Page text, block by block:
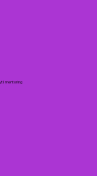
mentoring